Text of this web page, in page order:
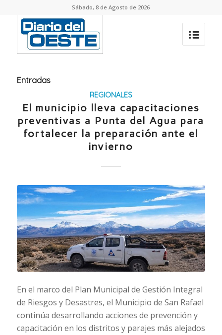
Sábado, 8 de Agosto de 2026
Entradas
REGIONALES
El municipio lleva capacitaciones
preventivas a Punta del Agua para
fortalecer la preparación ante el
invierno
En el marco del Plan Municipal de Gestión Integral
de Riesgos y Desastres, el Municipio de San Rafael
continúa desarrollando acciones de prevención y
capacitación en los distritos y parajes más alejados